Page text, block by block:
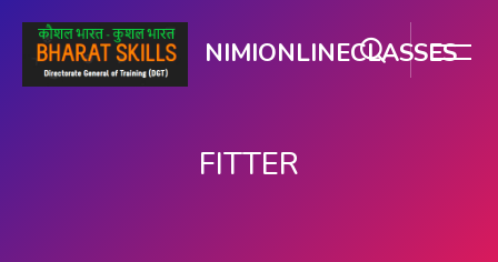
NIMIONLINECLASSES
FITTER